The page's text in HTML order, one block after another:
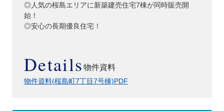
◎人気の桜島エリアに新築建売住宅7棟が同時販売開
始！
◎安心の長期優良住宅！
Details 物件資料
物件資料(桜島町7丁目7号棟)PDF